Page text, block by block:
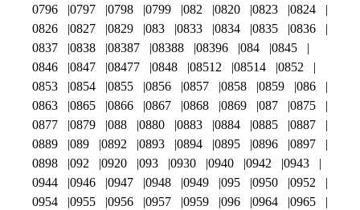
0796
0797 0798 0799 082 0820 0823
0824
0826
0827 0829 083 0833 0834 0835
0836
0837
0838 08387 08388 08396 084
0845
0846
0847 08477 0848 08512 08514
0852
0853
0854 0855 0856 0857 0858 0859
086
0863
0865 0866 0867 0868 0869 087
0875
0877
0879 088 0880 0883 0884 0885
0887
0889
089 0892 0893 0894 0895 0896
0897
0898
092 0920 093 0930 0940 0942
0943
0944
0946 0947 0948 0949 095 0950
0952
0954
0955 0956 0957 0959 096 0964
0965